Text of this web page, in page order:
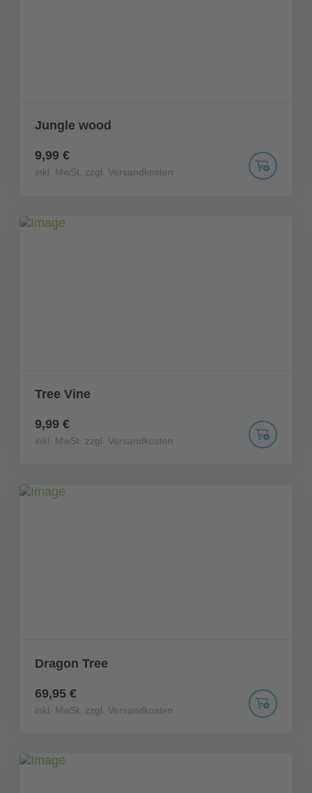
Jungle wood
9,99 €
inkl. MwSt. zzgl. Versandkosten
Tree Vine
9,99 €
inkl. MwSt. zzgl. Versandkosten
Dragon Tree
69,95 €
inkl. MwSt. zzgl. Versandkosten